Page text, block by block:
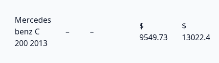
Mercedes
benz C
200 2013
– –
$
9549.73
$
13022.4